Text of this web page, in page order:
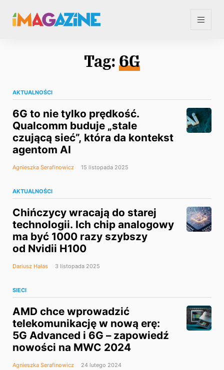
Tag: 6G
AKTUALNOŚCI
6G to nie tylko prędkość.
Qualcomm buduje „stale
czującą sieć”, która da kontekst
agentom AI
Agnieszka Serafinowicz 15 listopada 2025
AKTUALNOŚCI
Chińczycy wracają do starej
technologii. Ich chip analogowy
ma być 1000 razy szybszy
od Nvidii H100
Dariusz Hałas 3 listopada 2025
SIECI
AMD chce wprowadzić
telekomunikację w nową erę:
5G Advanced i 6G – zapowiedź
nowości na MWC 2024
Agnieszka Serafinowicz 24 lutego 2024